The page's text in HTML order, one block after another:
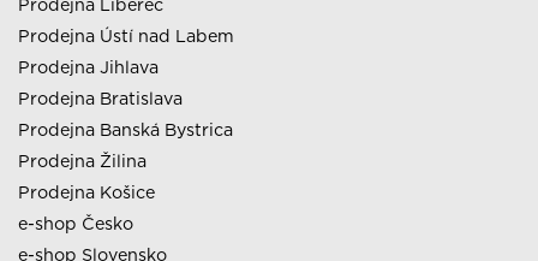
Prodejna Liberec
Prodejna Ústí nad Labem
Prodejna Jihlava
Prodejna Bratislava
Prodejna Banská Bystrica
Prodejna Žilina
Prodejna Košice
e-shop Česko
e-shop Slovensko